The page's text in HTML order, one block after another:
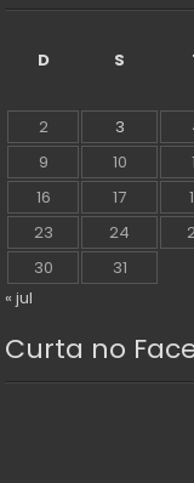
D
S
2
3
9
10
16
17
23
24
30
31
« jul
Curta no